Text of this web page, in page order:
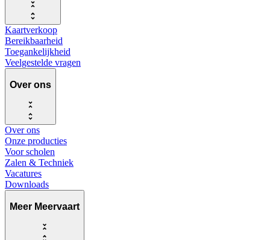
Kaartverkoop
Bereikbaarheid
Toegankelijkheid
Veelgestelde vragen
Over ons
Over ons
Onze producties
Voor scholen
Zalen & Techniek
Vacatures
Downloads
Meer Meervaart